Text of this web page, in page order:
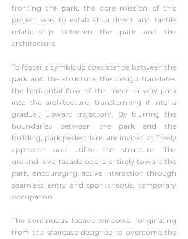
fronting the park, the core mission of this
project was to establish a direct and tactile
relationship between the park and the
architecture.
To foster a symbiotic coexistence between the
park and the structure, the design translates
the horizontal flow of the linear railway park
into the architecture, transforming it into a
gradual, upward trajectory. By blurring the
boundaries between the park and the
building, park pedestrians are invited to freely
approach and utilize the structure. The
ground-level facade opens entirely toward the
park, encouraging active interaction through
seamless entry and spontaneous, temporary
occupation.
The continuous facade windows—originating
from the staircase designed to overcome the